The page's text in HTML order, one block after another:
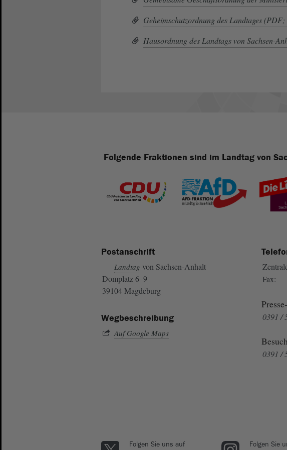
Geheimschutzordnung des Landtages
Hausordnung des Landtags von Sachsen-
Folgende Fraktionen sind im Landtag von
Postanschrift
Landtag von Sachsen-Anhalt
Domplatz 6–9
39104 Magdeburg
Wegbeschreibung
Auf Google Maps
Fax:
0391 /
0391 /
Folgen Sie uns auf Folgen Sie